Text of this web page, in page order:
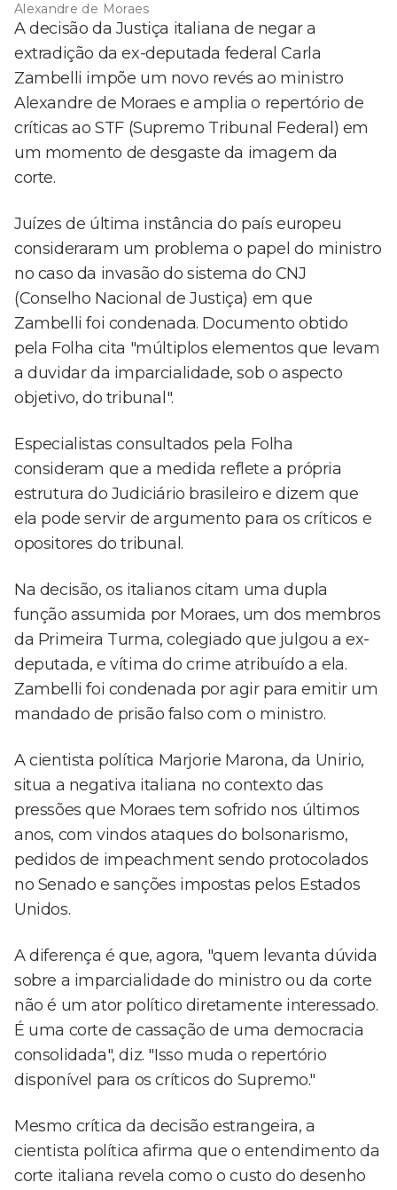
Alexandre de Moraes
A decisão da Justiça italiana de negar a
extradição da ex-deputada federal Carla
Zambelli impõe um novo revés ao ministro
Alexandre de Moraes e amplia o repertório de
críticas ao STF (Supremo Tribunal Federal) em
um momento de desgaste da imagem da
corte.
Juízes de última instância do país europeu
consideraram um problema o papel do ministro
no caso da invasão do sistema do CNJ
(Conselho Nacional de Justiça) em que
Zambelli foi condenada. Documento obtido
pela Folha cita "múltiplos elementos que levam
a duvidar da imparcialidade, sob o aspecto
objetivo, do tribunal".
Especialistas consultados pela Folha
consideram que a medida reflete a própria
estrutura do Judiciário brasileiro e dizem que
ela pode servir de argumento para os críticos e
opositores do tribunal.
Na decisão, os italianos citam uma dupla
função assumida por Moraes, um dos membros
da Primeira Turma, colegiado que julgou a ex-
deputada, e vítima do crime atribuído a ela.
Zambelli foi condenada por agir para emitir um
mandado de prisão falso com o ministro.
A cientista política Marjorie Marona, da Unirio,
situa a negativa italiana no contexto das
pressões que Moraes tem sofrido nos últimos
anos, com vindos ataques do bolsonarismo,
pedidos de impeachment sendo protocolados
no Senado e sanções impostas pelos Estados
Unidos.
A diferença é que, agora, "quem levanta dúvida
sobre a imparcialidade do ministro ou da corte
não é um ator político diretamente interessado.
É uma corte de cassação de uma democracia
consolidada", diz. "Isso muda o repertório
disponível para os críticos do Supremo."
Mesmo crítica da decisão estrangeira, a
cientista política afirma que o entendimento da
corte italiana revela como o custo do desenho